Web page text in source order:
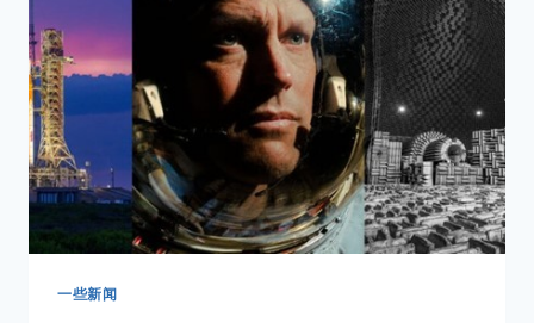
要
素
一些新闻